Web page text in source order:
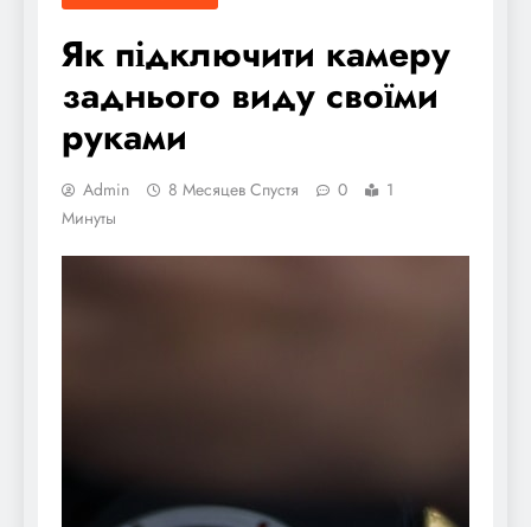
Як підключити камеру
заднього виду своїми
руками
Admin 8 Месяцев Спустя 0
1
Минуты